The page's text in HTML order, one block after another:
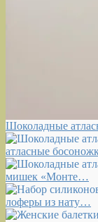
Шоколадные
атласные
мишек «Монте…
лоферы из нату…